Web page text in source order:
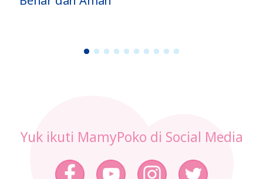
1 2 3 4 5 6 7 8 9 1
Yuk ikuti MamyPoko di Social Media